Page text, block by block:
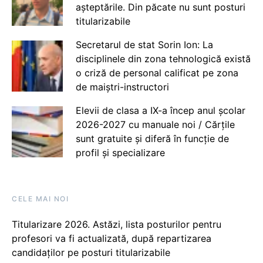
așteptările. Din păcate nu sunt posturi
titularizabile
Secretarul de stat Sorin Ion: La
disciplinele din zona tehnologică există
o criză de personal calificat pe zona
de maiștri-instructori
Elevii de clasa a IX-a încep anul școlar
2026-2027 cu manuale noi / Cărțile
sunt gratuite și diferă în funcție de
profil și specializare
CELE MAI NOI
Titularizare 2026. Astăzi, lista posturilor pentru
profesori va fi actualizată, după repartizarea
candidaților pe posturi titularizabile